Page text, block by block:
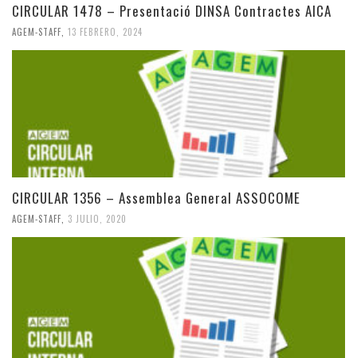
CIRCULAR 1478 – Presentació DINSA Contractes AICA
AGEM-STAFF 13 FEBRERO, 2024
CIRCULAR 1356 – Assemblea General ASSOCOME
AGEM-STAFF 3 JULIO, 2020